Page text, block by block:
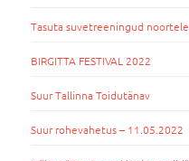
Tasuta suvetreeningud noortele
BIRGITTA FESTIVAL 2022
Suur Tallinna Toidutänav
Suur rohevahetus – 11.05.2022